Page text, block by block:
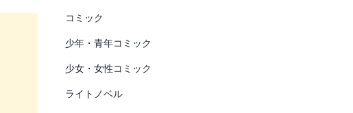
コミック
少年・青年コミック
少女・女性コミック
ライトノベル